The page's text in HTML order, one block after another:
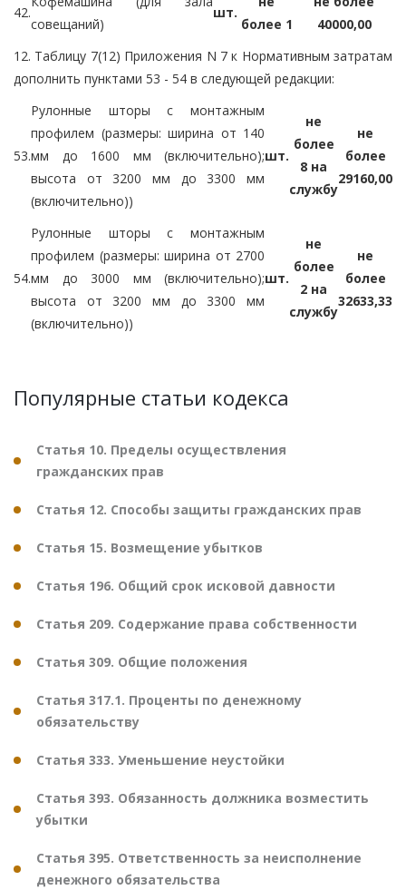
42.
совещаний)
шт.
более 1
40000,00
12. Таблицу 7(12) Приложения N 7 к Нормативным затратам
дополнить пунктами 53 - 54 в следующей редакции:
53.
Рулонные шторы с монтажным
профилем (размеры: ширина от 140
мм до 1600 мм (включительно);
высота от 3200 мм до 3300 мм
(включительно))
шт.
не
более
8 на
службу
не
более
29160,00
54.
Рулонные шторы с монтажным
профилем (размеры: ширина от 2700
мм до 3000 мм (включительно);
высота от 3200 мм до 3300 мм
(включительно))
шт.
не
более
2 на
службу
не
более
32633,33
Популярные статьи кодекса
Статья 10. Пределы осуществления
гражданских прав
Статья 12. Способы защиты гражданских прав
Статья 15. Возмещение убытков
Статья 196. Общий срок исковой давности
Статья 209. Содержание права собственности
Статья 309. Общие положения
Статья 317.1. Проценты по денежному
обязательству
Статья 333. Уменьшение неустойки
Статья 393. Обязанность должника возместить
убытки
Статья 395. Ответственность за неисполнение
денежного обязательства